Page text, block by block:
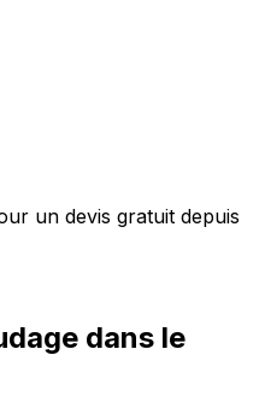
un devis gratuit depuis
dans le